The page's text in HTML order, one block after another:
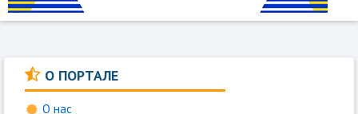
О ПОРТАЛЕ
О нас